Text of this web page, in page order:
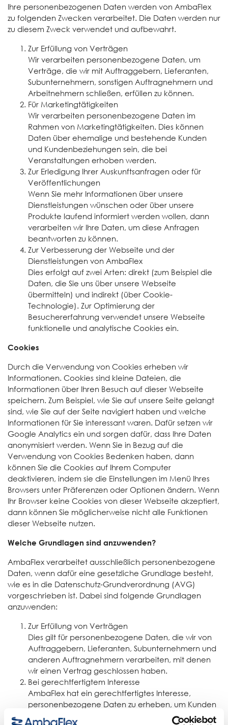
Ihre personenbezogenen Daten werden von AmbaFlex
zu folgenden Zwecken verarbeitet. Die Daten werden nur
zu diesem Zweck verwendet und aufbewahrt.
Zur Erfüllung von Verträgen
Wir verarbeiten personenbezogene Daten, um
Verträge, die wir mit Auftraggebern, Lieferanten,
Subunternehmern, sonstigen Auftragnehmern und
Arbeitnehmern schließen, erfüllen zu können.
Für Marketingtätigkeiten
Wir verarbeiten personenbezogene Daten im
Rahmen von Marketingtätigkeiten. Dies können
Daten über ehemalige und bestehende Kunden
und Kundenbeziehungen sein, die bei
Veranstaltungen erhoben werden.
Zur Erledigung Ihrer Auskunftsanfragen oder für
Veröffentlichungen
Wenn Sie mehr Informationen über unsere
Dienstleistungen wünschen oder über unsere
Produkte laufend informiert werden wollen, dann
verarbeiten wir Ihre Daten, um diese Anfragen
beantworten zu können.
Zur Verbesserung der Webseite und der
Dienstleistungen von AmbaFlex
Dies erfolgt auf zwei Arten: direkt (zum Beispiel die
Daten, die Sie uns über unsere Webseite
übermitteln) und indirekt (über Cookie-
Technologie). Zur Optimierung der
Besuchererfahrung verwendet unsere Webseite
funktionelle und analytische Cookies ein.
Cookies
Durch die Verwendung von Cookies erheben wir
Informationen. Cookies sind kleine Dateien, die
Informationen über Ihren Besuch auf dieser Webseite
speichern. Zum Beispiel, wie Sie auf unsere Seite gelangt
sind, wie Sie auf der Seite navigiert haben und welche
Informationen für Sie interessant waren. Dafür setzen wir
Google Analytics ein und sorgen dafür, dass Ihre Daten
anonymisiert werden. Wenn Sie in Bezug auf die
Verwendung von Cookies Bedenken haben, dann
können Sie die Cookies auf Ihrem Computer
deaktivieren, indem sie die Einstellungen im Menü Ihres
Browsers unter Präferenzen oder Optionen ändern. Wenn
Ihr Browser keine Cookies von dieser Webseite akzeptiert,
dann können Sie möglicherweise nicht alle Funktionen
dieser Webseite nutzen.
Welche Grundlagen sind anzuwenden?
AmbaFlex verarbeitet ausschließlich personenbezogene
Daten, wenn dafür eine gesetzliche Grundlage besteht,
wie es in die Datenschutz-Grundverordnung (AVG)
vorgeschrieben ist. Dabei sind folgende Grundlagen
anzuwenden:
Zur Erfüllung von Verträgen
Dies gilt für personenbezogene Daten, die wir von
Auftraggebern, Lieferanten, Subunternehmern und
anderen Auftragnehmern verarbeiten, mit denen
wir einen Vertrag geschlossen haben.
Bei gerechtfertigtem Interesse
AmbaFlex hat ein gerechtfertigtes Interesse,
personenbezogene Daten zu erheben, um Kunden
zu bewerben und um Kundenbeziehungen zu